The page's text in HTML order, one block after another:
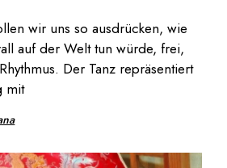
wir uns so ausdrücken, wie
auf der Welt tun würde, frei,
Der Tanz repräsentiert
mit